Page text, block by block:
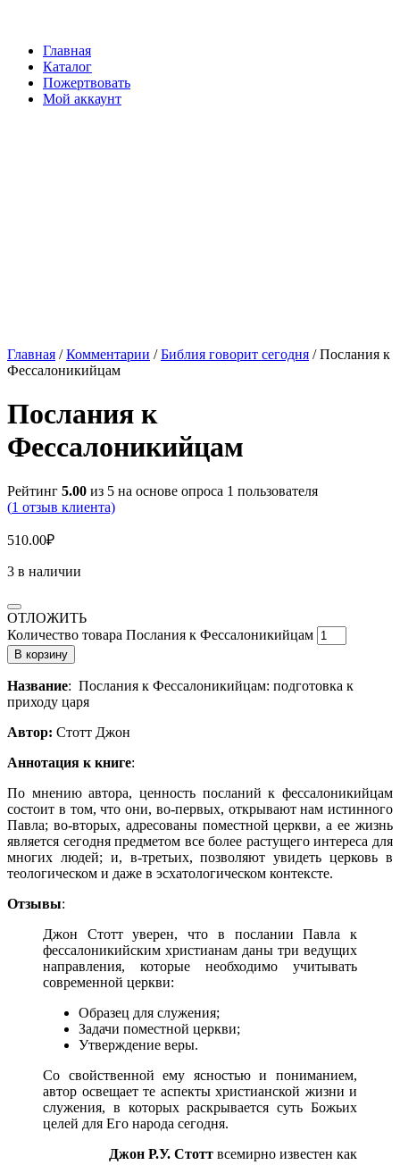
Главная
Каталог
Пожертвовать
Мой аккаунт
Главная /Комментарии /Библия говорит сегодня / Послания к
Фессалоникийцам
Послания к
Фессалоникийцам
Рейтинг 5.00 из 5 на основе опроса 1 пользователя
(1 отзыв клиента)
510.00₽
3 в наличии
ОТЛОЖИТЬ
Количество товара Послания к Фессалоникийцам
В корзину
Название: Послания к Фессалоникийцам: подготовка к
приходу царя
Автор: Стотт Джон
Аннотация к книге:
По мнению автора, ценность посланий к фессалоникийцам
состо­ит в том, что они, во-первых, открывают нам истинного
Павла; во-вторых, адресованы поместной церкви, а ее жизнь
является сегодня предметом все более растущего интереса для
многих людей; и, в-тре­тьих, позволяют увидеть церковь в
теологическом и даже в эсхато­логическом контексте.
Отзывы:
Джон Стотт уверен, что в послании Павла к
фессалоникийским христианам даны три ведущих
направления, которые необходимо учитывать
современной церкви:
Образец для служения;
Задачи поместной церкви;
Утверждение веры.
Со свойственной ему ясностью и пониманием,
автор освещает те аспекты христианской жизни и
служения, в которых раскрывается суть Божьих
целей для Его народа сегодня.
Джон Р.У. Стотт всемирно известен как